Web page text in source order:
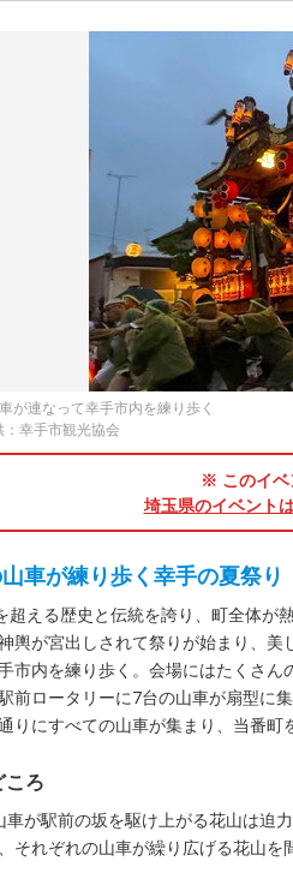
が連なって幸手市内を練り歩く
：幸手市観光協会
※ このイベ
埼玉県のイベント
車が練り歩く幸手の夏祭り
超える歴史と伝統を誇り、町全体が
輿が宮出しされて祭りが始まり、
市内を練り歩く。会場にはたくさ
前ロータリーに7台の山車が扇型に
りにすべての山車が集まり、当番町
ころ
車が駅前の坂を駆け上がる花山は迫
それぞれの山車が繰り広げる花山を